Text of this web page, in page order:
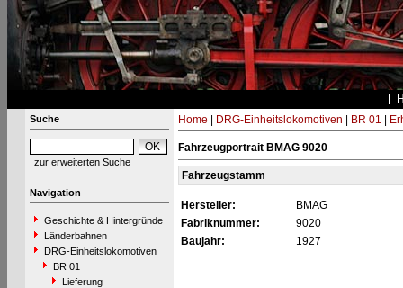
Suche
zur erweiterten Suche
Navigation
Geschichte & Hintergründe
Länderbahnen
DRG-Einheitslokomotiven
BR 01
Lieferung
Home DRG-Einheitslokomotiven BR 01
Fahrzeugportrait BMAG 9020
Fahrzeugstamm
Hersteller:
BMAG
Fabriknummer:
9020
Baujahr:
1927